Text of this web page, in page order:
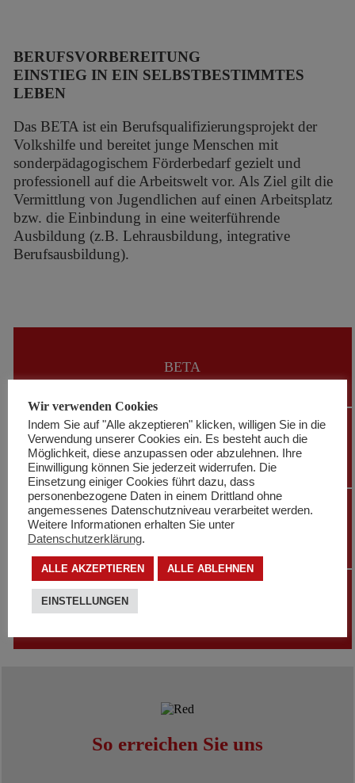
BERUFSVORBEREITUNG
EINSTIEG IN EIN SELBSTBESTIMMTES
LEBEN
Das BETA ist ein Berufsqualifizierungsprojekt der
Volkshilfe und bereitet junge Menschen mit
sonderpädagogischem Förderbedarf gezielt und
professionell auf die Arbeitswelt vor. Als Ziel gilt die
Vermittlung von Jugendlichen auf einen Arbeitsplatz
bzw. die Einbindung in eine weiterführende
Ausbildung (z.B. Lehrausbildung, integrative
Berufsausbildung).
BETA
SÖB
Wäscherei
Frau Holle
SÖB
Wäscherei
Werkbank & Genusswerk
So erreichen Sie uns
Wir verwenden Cookies
Indem Sie auf "Alle akzeptieren" klicken, willigen Sie in die
Verwendung unserer Cookies ein. Es besteht auch die
Möglichkeit, diese anzupassen oder abzulehnen. Ihre
Einwilligung können Sie jederzeit widerrufen. Die
Einsetzung einiger Cookies führt dazu, dass
personenbezogene Daten in einem Drittland ohne
angemessenes Datenschutzniveau verarbeitet werden.
Weitere Informationen erhalten Sie unter
Datenschutzerklärung.
ALLE AKZEPTIEREN ALLE ABLEHNEN
EINSTELLUNGEN